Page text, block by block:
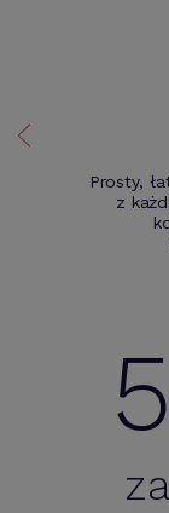
Prosty,
z